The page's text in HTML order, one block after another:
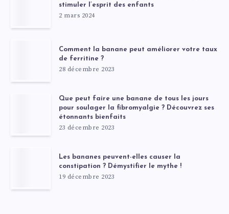
stimuler l’esprit des enfants
2 mars 2024
Comment la banane peut améliorer votre taux
de ferritine ?
28 décembre 2023
Que peut faire une banane de tous les jours
pour soulager la fibromyalgie ? Découvrez ses
étonnants bienfaits
23 décembre 2023
Les bananes peuvent-elles causer la
constipation ? Démystifier le mythe !
19 décembre 2023